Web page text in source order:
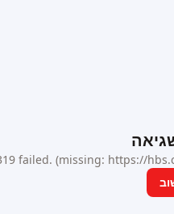
failed. (missing: https://